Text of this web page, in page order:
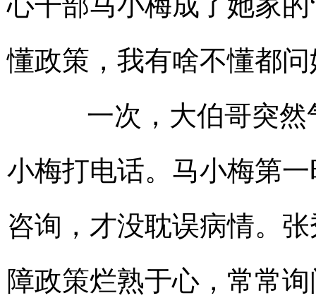
懂政策，我有啥不懂都
一次，大伯哥突然
小梅打电话。马小梅第
咨询，才没耽误病情。
障政策烂熟于心，常常